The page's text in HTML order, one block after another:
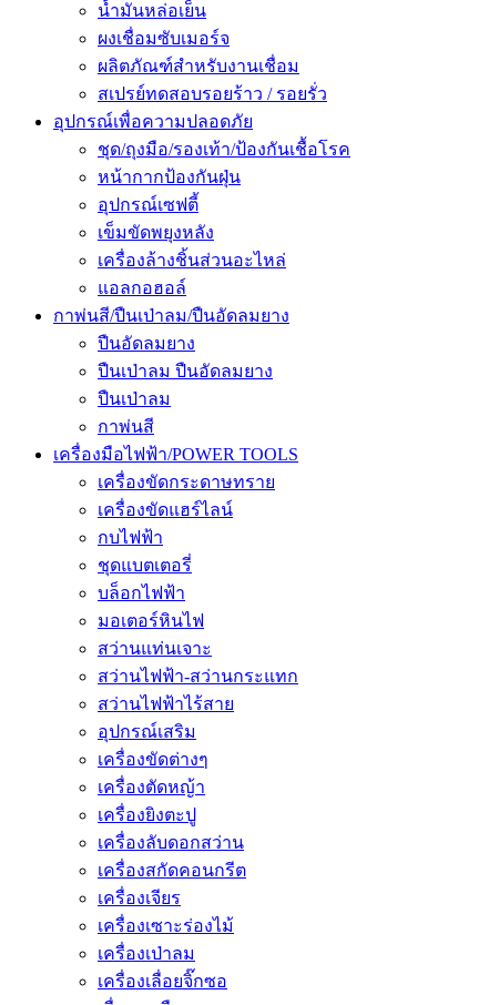
น้ำมันหล่อเย็น
ผงเชื่อมซับเมอร์จ
ผลิตภัณฑ์สำหรับงานเชื่อม
สเปรย์ทดสอบรอยร้าว / รอยรั่ว
อุปกรณ์เพื่อความปลอดภัย
ชุด/ถุงมือ/รองเท้า/ป้องกันเชื้อโรค
หน้ากากป้องกันฝุ่น
อุปกรณ์เซฟตี้
เข็มขัดพยุงหลัง
เครื่องล้างชิ้นส่วนอะไหล่
แอลกอฮอล์
กาพ่นสี/ปืนเป่าลม/ปืนอัดลมยาง
ปืนอัดลมยาง
ปืนเป่าลม ปืนอัดลมยาง
ปืนเป่าลม
กาพ่นสี
เครื่องมือไฟฟ้า/POWER TOOLS
เครื่องขัดกระดาษทราย
เครื่องขัดแฮร์ไลน์
กบไฟฟ้า
ชุดแบตเตอรี่
บล็อกไฟฟ้า
มอเตอร์หินไฟ
สว่านแท่นเจาะ
สว่านไฟฟ้า-สว่านกระแทก
สว่านไฟฟ้าไร้สาย
อุปกรณ์เสริม
เครื่องขัดต่างๆ
เครื่องตัดหญ้า
เครื่องยิงตะปู
เครื่องลับดอกสว่าน
เครื่องสกัดคอนกรีต
เครื่องเจียร
เครื่องเซาะร่องไม้
เครื่องเป่าลม
เครื่องเลื่อยจิ๊กซอ